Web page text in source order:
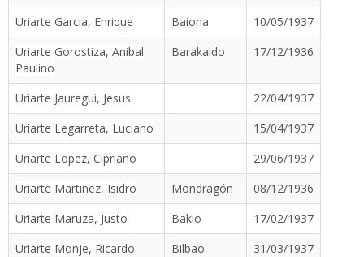
Uriarte Garcia, Enrique Baiona
10/05/1937
Uriarte Gorostiza, Anibal
Paulino
Barakaldo 17/12/1936
Uriarte Jauregui, Jesus
22/04/1937
Uriarte Legarreta, Luciano
15/04/1937
Uriarte Lopez, Cipriano
29/06/1937
Uriarte Martinez, Isidro
Mondragón
08/12/1936
Uriarte Maruza, Justo
Bakio
17/02/1937
Uriarte Monje, Ricardo
Bilbao
31/03/1937